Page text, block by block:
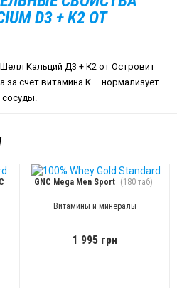
D3 + K2 ОТ
Кальций Д3 + К2 от Островит
за счет витамина К – нормализует
сосуды.
GNC Mega Men Sport (180 таб)
Витамины и минералы
1 995 грн